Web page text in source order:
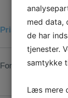
Priser indlæg
Forundersøgelse
med data,
de har
tjenester.
samtykke
Læs mere